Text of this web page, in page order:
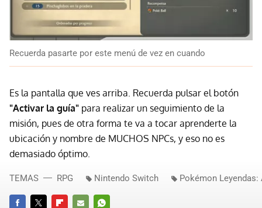
Recuerda pasarte por este menú de vez en cuando
Es la pantalla que ves arriba. Recuerda pulsar el botón
"Activar la guía" para realizar un seguimiento de la
misión, pues de otra forma te va a tocar aprenderte la
ubicación y nombre de MUCHOS NPCs, y eso no es
demasiado óptimo.
TEMAS RPG Nintendo Switch Pokémon Leyendas: